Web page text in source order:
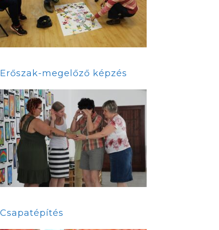
Erőszak-megelőző képzés
Csapatépítés